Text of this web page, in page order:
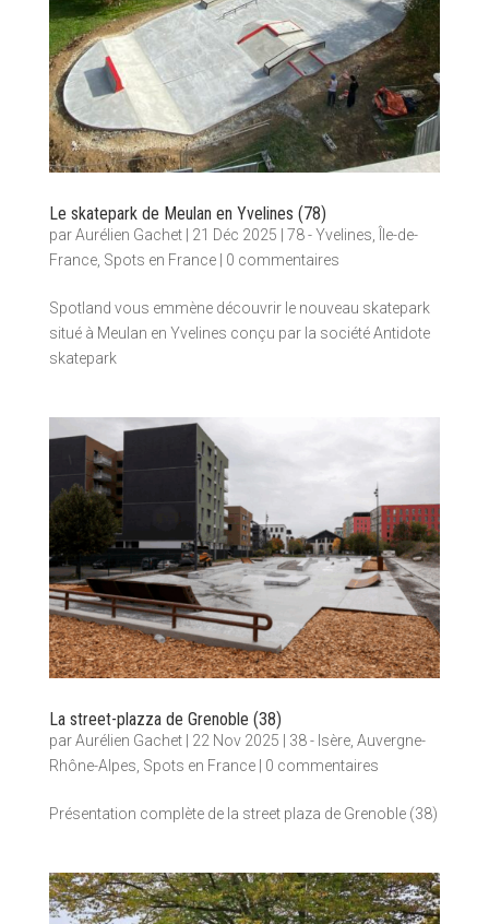
Le skatepark de Meulan en Yvelines (78)
parAurélien Gachet| 21 Déc 2025 78 - Yvelines
Île-de-
France, Spots en France| 0 commentaires
Spotland vous emmène découvrir le nouveau skatepark
situé à Meulan en Yvelines conçu par la société Antidote
skatepark
La street-plazza de Grenoble (38)
parAurélien Gachet| 22 Nov 2025 | 38 - Isère, Auvergne-
Rhône-Alpes Spots en France| 0 commentaires
Présentation complète de la street plaza de Grenoble (38)